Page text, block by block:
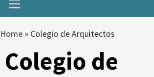
Menu
Home » Colegio de Arquitectos
Colegio de